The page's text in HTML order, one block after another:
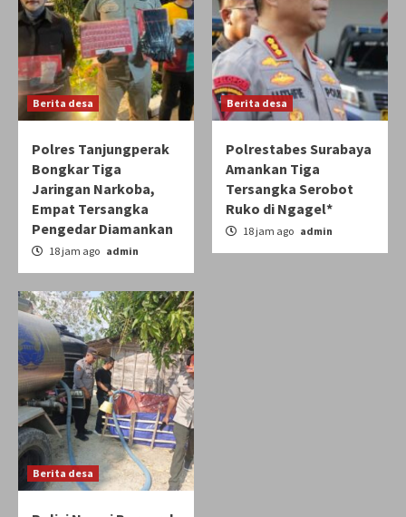
Berita desa
Polres Tanjungperak
Bongkar Tiga
Jaringan Narkoba,
Empat Tersangka
Pengedar Diamankan
18 jam ago admin
Berita desa
Polrestabes Surabaya
Amankan Tiga
Tersangka Serobot
Ruko di Ngagel*
18 jam ago admin
Berita desa